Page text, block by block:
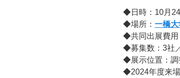
◆日時：10月24
◆場所： 一橋
◆共同出展費用
◆募集数：3社／
◆展示位置：調
◆2024年度来場